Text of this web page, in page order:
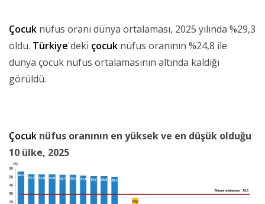
Çocuk nüfus oranı dünya ortalaması, 2025 yılında %29,3
oldu. Türkiye'deki çocuk nüfus oranının %24,8 ile
dünya çocuk nüfus ortalamasının altında kaldığı
görüldü.
Çocuk nüfus oranının en yüksek ve en düşük olduğu
10 ülke, 2025